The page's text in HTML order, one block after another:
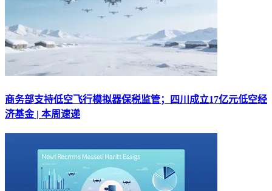
商务部支持低空飞行模拟器保税监管；四川成立17亿元低空经
济基金 | 本周速递